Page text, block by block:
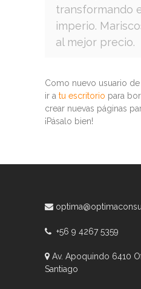
transformando
imperio.
al mejor precio.
Como nuevo usuario
ir a tu escritorio para
crear nuevas páginas
¡Pásalo bien!
+56 9 4267 5359
Av. Apoquindo 6410
Santiago